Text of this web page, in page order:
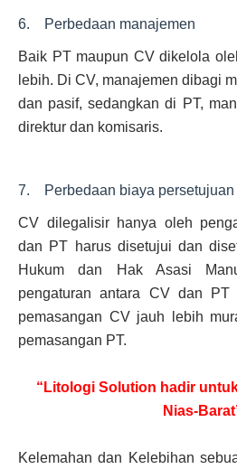
6. Perbedaan manajemen
Baik PT maupun CV dikelola
lebih. Di CV, manajemen dibagi
dan pasif, sedangkan di PT,
direktur dan komisaris.
7. Perbedaan biaya persetujuan
CV dilegalisir hanya oleh
dan PT harus disetujui dan
Hukum dan Hak Asasi
pengaturan antara CV dan PT
pemasangan CV jauh lebih
pemasangan PT.
“Litologi Solution hadir
Nias-
Kelemahan dan Kelebihan